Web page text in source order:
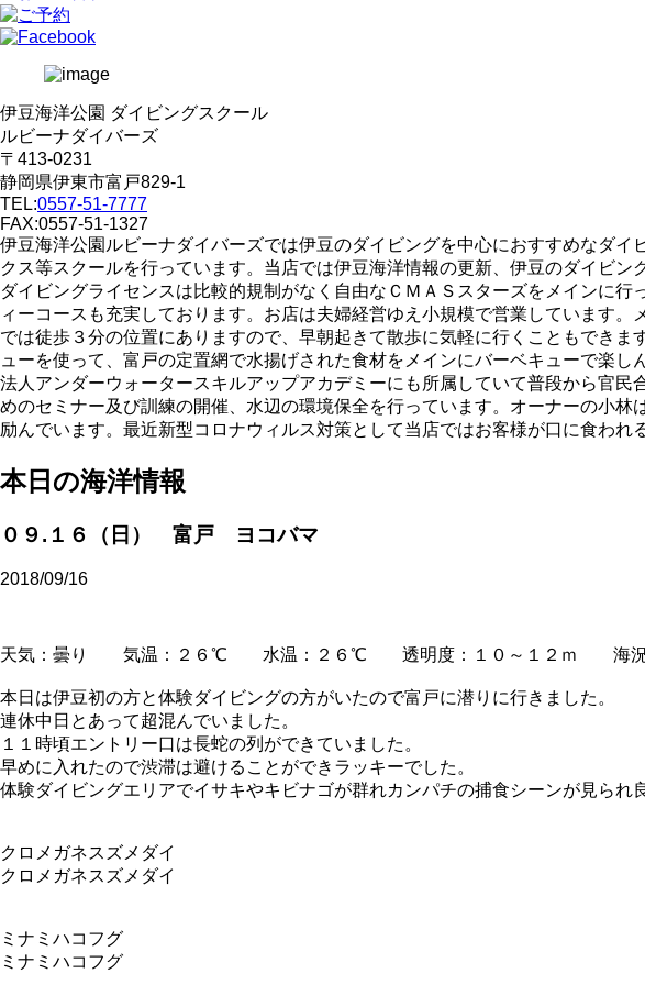
伊豆海洋公園 ダイビングスクール
ルビーナダイバーズ
〒413-0231
静岡県伊東市富戸829-1
TEL:0557-51-7777
FAX:0557-51-1327
伊豆海洋公園ルビーナダイバーズでは伊豆のダイビングを中心におすすめなダ
クス等スクールを行っています。当店では伊豆海洋情報の更新、伊豆のダイビ
ダイビングライセンスは比較的規制がなく自由なＣＭＡＳスターズをメインに
ィーコースも充実しております。お店は夫婦経営ゆえ小規模で営業しています
では徒歩３分の位置にありますので、早朝起きて散歩に気軽に行くこともでき
ューを使って、富戸の定置網で水揚げされた食材をメインにバーベキューで楽
法人アンダーウォータースキルアップアカデミーにも所属していて普段から官
めのセミナー及び訓練の開催、水辺の環境保全を行っています。オーナーの小
励んでいます。最近新型コロナウィルス対策として当店ではお客様が口に食われ
本日の海洋情報
０９.１６（日） 富戸 ヨコバマ
2018/09/16
天気：曇り 気温：２６℃ 水温：２６℃ 透明度：１０～１２ｍ 海況
本日は伊豆初の方と体験ダイビングの方がいたので富戸に潜りに行きました。
連休中日とあって超混んでいました。
１１時頃エントリー口は長蛇の列ができていました。
早めに入れたので渋滞は避けることができラッキーでした。
体験ダイビングエリアでイサキやキビナゴが群れカンパチの捕食シーンが見られ
クロメガネスズメダイ
クロメガネスズメダイ
ミナミハコフグ
ミナミハコフグ